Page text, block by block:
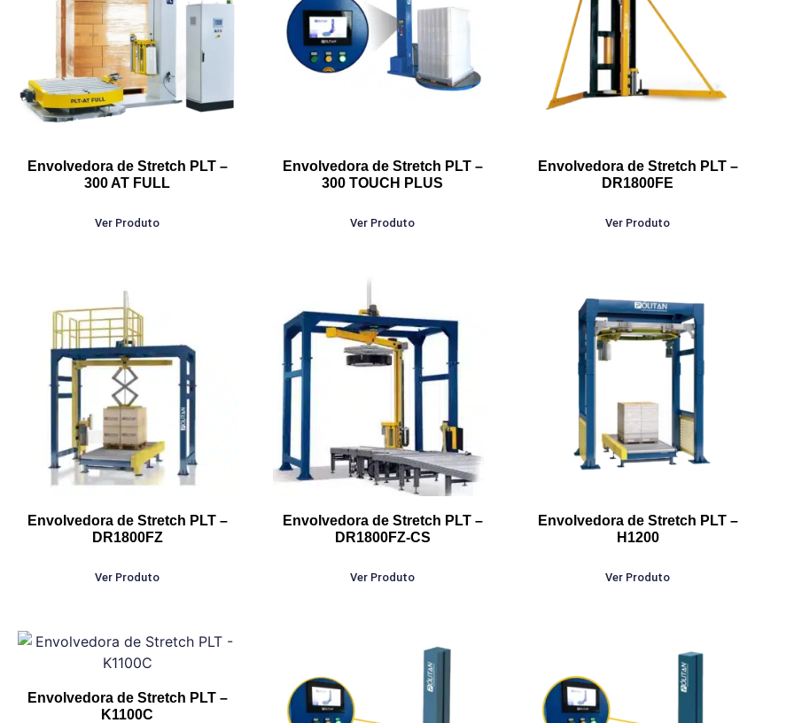
Envolvedora de Stretch PLT –
300 AT FULL
Ver Produto
Envolvedora de Stretch PLT –
300 TOUCH PLUS
Ver Produto
Envolvedora de Stretch PLT –
DR1800FE
Ver Produto
Envolvedora de Stretch PLT –
DR1800FZ
Ver Produto
Envolvedora de Stretch PLT –
DR1800FZ-CS
Ver Produto
Envolvedora de Stretch PLT –
H1200
Ver Produto
Envolvedora de Stretch PLT –
K1100C